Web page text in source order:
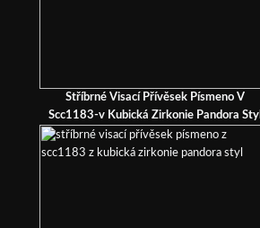
Stříbrné Visací Přívěsek Písmeno V
Scc1183-v Kubická Zirkonie Pandora Styl